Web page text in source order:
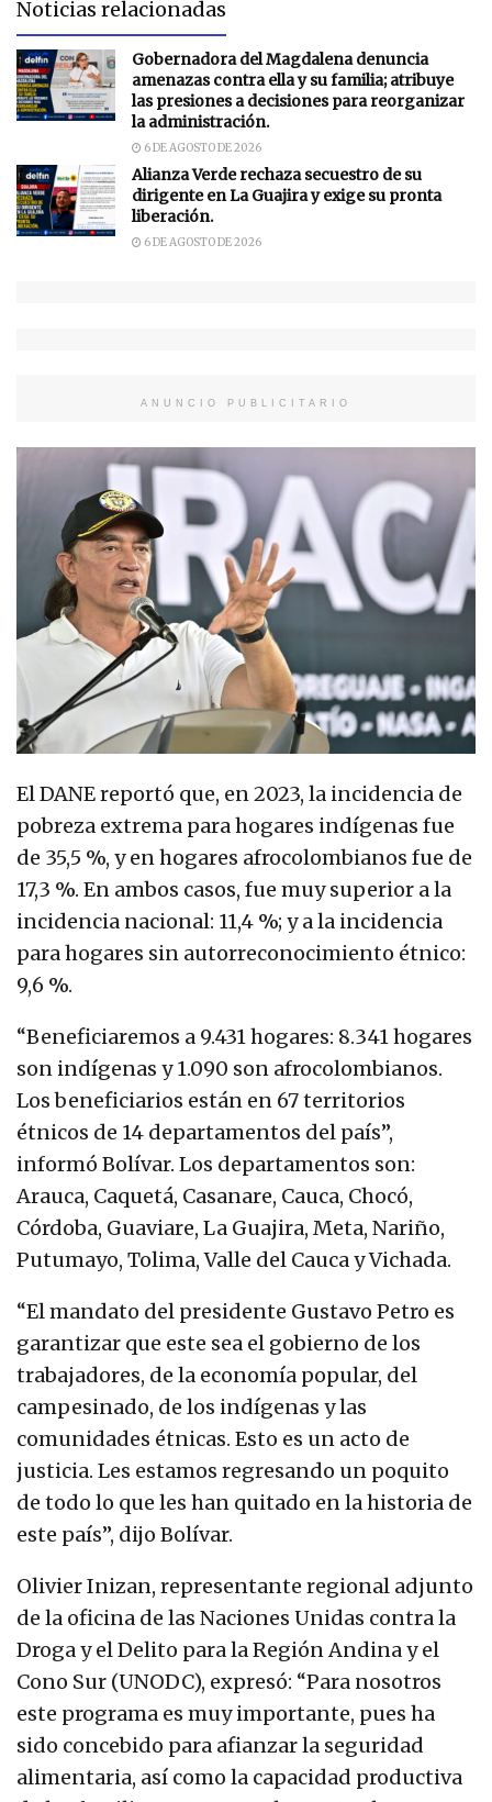
Noticias relacionadas
Gobernadora del Magdalena denuncia
amenazas contra ella y su familia; atribuye
las presiones a decisiones para reorganizar
la administración.
6 DE AGOSTO DE 2026
Alianza Verde rechaza secuestro de su
dirigente en La Guajira y exige su pronta
liberación.
6 DE AGOSTO DE 2026
ANUNCIO PUBLICITARIO
El DANE reportó que, en 2023, la incidencia de
pobreza extrema para hogares indígenas fue
de 35,5 %, y en hogares afrocolombianos fue de
17,3 %. En ambos casos, fue muy superior a la
incidencia nacional: 11,4 %; y a la incidencia
para hogares sin autorreconocimiento étnico:
9,6 %.
“Beneficiaremos a 9.431 hogares: 8.341 hogares
son indígenas y 1.090 son afrocolombianos.
Los beneficiarios están en 67 territorios
étnicos de 14 departamentos del país”,
informó Bolívar. Los departamentos son:
Arauca, Caquetá, Casanare, Cauca, Chocó,
Córdoba, Guaviare, La Guajira, Meta, Nariño,
Putumayo, Tolima, Valle del Cauca y Vichada.
“El mandato del presidente Gustavo Petro es
garantizar que este sea el gobierno de los
trabajadores, de la economía popular, del
campesinado, de los indígenas y las
comunidades étnicas. Esto es un acto de
justicia. Les estamos regresando un poquito
de todo lo que les han quitado en la historia de
este país”, dijo Bolívar.
Olivier Inizan, representante regional adjunto
de la oficina de las Naciones Unidas contra la
Droga y el Delito para la Región Andina y el
Cono Sur (UNODC), expresó: “Para nosotros
este programa es muy importante, pues ha
sido concebido para afianzar la seguridad
alimentaria, así como la capacidad productiva